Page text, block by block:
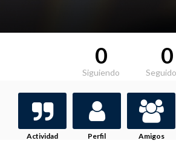
0
Siguiendo
0
Actividad Perfil Amigos